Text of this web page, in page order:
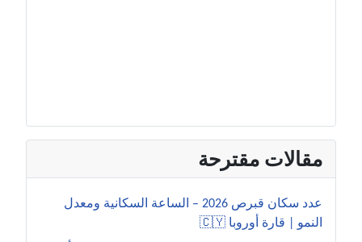
مقالات مقترحة
عدد سكان قبرص 2026 – الساعة السكانية ومعدل
النمو | قارة أوروبا 🇨🇾